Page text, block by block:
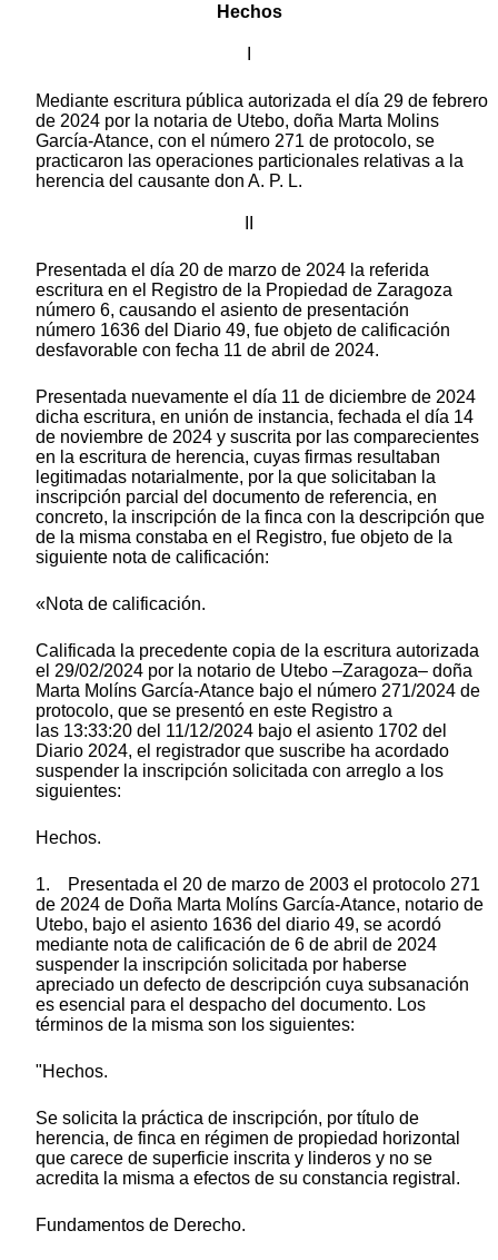
Hechos
Mediante escritura pública autorizada el día 29 de febrero
de 2024 por la notaria de Utebo, doña Marta Molins
García-Atance, con el número 271 de protocolo, se
practicaron las operaciones particionales relativas a la
herencia del causante don A. P. L.
Presentada el día 20 de marzo de 2024 la referida
escritura en el Registro de la Propiedad de Zaragoza
número 6, causando el asiento de presentación
número 1636 del Diario 49, fue objeto de calificación
desfavorable con fecha 11 de abril de 2024.
Presentada nuevamente el día 11 de diciembre de 2024
dicha escritura, en unión de instancia, fechada el día 14
de noviembre de 2024 y suscrita por las comparecientes
en la escritura de herencia, cuyas firmas resultaban
legitimadas notarialmente, por la que solicitaban la
inscripción parcial del documento de referencia, en
concreto, la inscripción de la finca con la descripción que
de la misma constaba en el Registro, fue objeto de la
siguiente nota de calificación:
«Nota de calificación.
Calificada la precedente copia de la escritura autorizada
el 29/02/2024 por la notario de Utebo –Zaragoza– doña
Marta Molíns García-Atance bajo el número 271/2024 de
protocolo, que se presentó en este Registro a
las 13:33:20 del 11/12/2024 bajo el asiento 1702 del
Diario 2024, el registrador que suscribe ha acordado
suspender la inscripción solicitada con arreglo a los
siguientes:
Hechos.
1. Presentada el 20 de marzo de 2003 el protocolo 271
de 2024 de Doña Marta Molíns García-Atance, notario de
Utebo, bajo el asiento 1636 del diario 49, se acordó
mediante nota de calificación de 6 de abril de 2024
suspender la inscripción solicitada por haberse
apreciado un defecto de descripción cuya subsanación
es esencial para el despacho del documento. Los
términos de la misma son los siguientes:
"Hechos.
Se solicita la práctica de inscripción, por título de
herencia, de finca en régimen de propiedad horizontal
que carece de superficie inscrita y linderos y no se
acredita la misma a efectos de su constancia registral.
Fundamentos de Derecho.